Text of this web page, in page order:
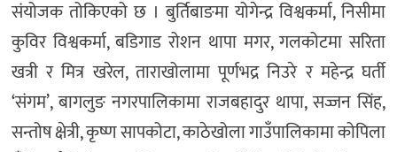
संयोजक तोकिएको छ । बुर्तिबाङमा योगेन्द्र विश्वकर्मा, निसीमा
कुविर विश्वकर्मा, बडिगाड रोशन थापा मगर, गलकोटमा सरिता
खत्री र मित्र खरेल, ताराखोलामा पूर्णभद्र निउरे र महेन्द्र घर्ती
‘संगम’, बागलुङ नगरपालिकामा राजबहादुर थापा, सज्जन सिंह,
सन्तोष क्षेत्री, कृष्ण सापकोटा, काठेखोला गाउँपालिकामा कोपिला